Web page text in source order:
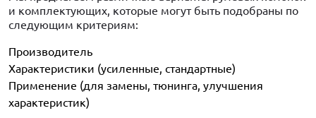
и комплектующих, которые могут быть подобраны по
следующим критериям:
Производитель
Характеристики (усиленные, стандартные)
Применение (для замены, тюнинга, улучшения
характеристик)